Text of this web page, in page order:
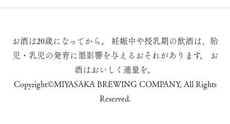
お酒は20歳になってから。
妊娠中や授乳期の飲酒は、胎
児・乳児の発育に悪影響を与えるおそれがあります。
お
酒はおいしく適量を。
Copyright©MIYASAKA BREWING COMPANY, All Rights
Reserved.